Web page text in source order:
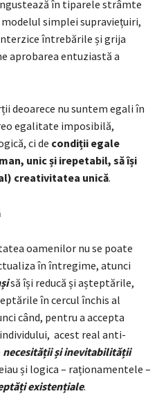
în tiparele strâmte
simplei supraviețuiri,
întrebările și grija
aprobarea entuziastă a
deoarece nu suntem egali în
egalitate imposibilă,
ci de condiții egale
unic și irepetabil, să își
creativitatea unică.
oamenilor nu se poate
în întregime, atunci
să își reducă și așteptările,
în cercul închis al
când, pentru a accepta
acest real anti-
necesității și inevitabilității
și logica – raționamentele –
existențiale.